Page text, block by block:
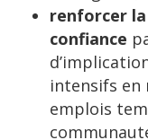
renforcer
confiance
intensifs en
emplois